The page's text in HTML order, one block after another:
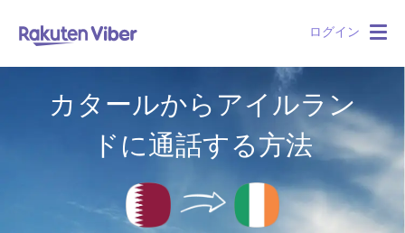
ログイン
カタールからアイルラン
ドに通話する方法